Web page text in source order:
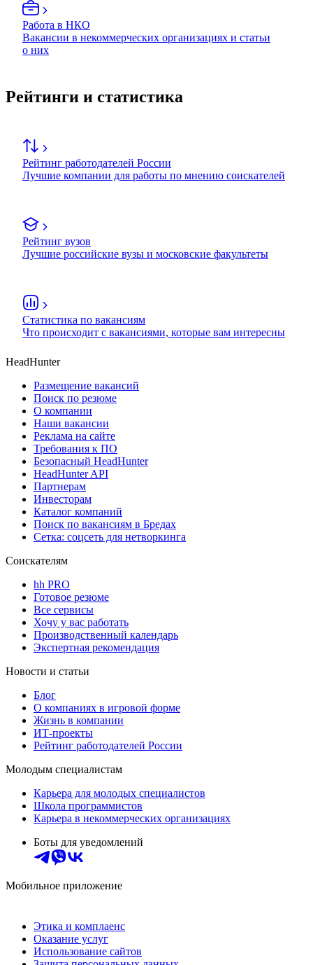
Работа в НКО
Вакансии в некоммерческих организациях и статьи
о них
Рейтинги и статистика
Рейтинг работодателей России
Лучшие компании для работы по мнению соискателей
Рейтинг вузов
Лучшие российские вузы и московские факультеты
Статистика по вакансиям
Что происходит с вакансиями, которые вам интересны
HeadHunter
Размещение вакансий
Поиск по резюме
О компании
Наши вакансии
Реклама на сайте
Требования к ПО
Безопасный HeadHunter
HeadHunter API
Партнерам
Инвесторам
Каталог компаний
Поиск по вакансиям в Бредах
Сетка: соцсеть для нетворкинга
Соискателям
hh PRO
Готовое резюме
Все сервисы
Хочу у вас работать
Производственный календарь
Экспертная рекомендация
Новости и статьи
Блог
О компаниях в игровой форме
Жизнь в компании
ИТ-проекты
Рейтинг работодателей России
Молодым специалистам
Карьера для молодых специалистов
Школа программистов
Карьера в некоммерческих организациях
Боты для уведомлений
Мобильное приложение
Этика и комплаенс
Оказание услуг
Использование сайтов